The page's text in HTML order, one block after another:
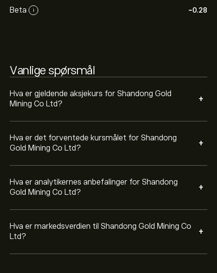
Beta i -0.28
Vanlige spørsmål
Hva er gjeldende aksjekurs for Shandong Gold
Mining Co Ltd?
+
Hva er det forventede kursmålet for Shandong
Gold Mining Co Ltd?
+
Hva er analytikernes anbefalinger for Shandong
Gold Mining Co Ltd?
+
og forventet vekst. Sjekk de nyeste forventningene for
fremtidige prisbevegelser.
Hva er markedsverdien til Shandong Gold Mining Co
Ltd?
+